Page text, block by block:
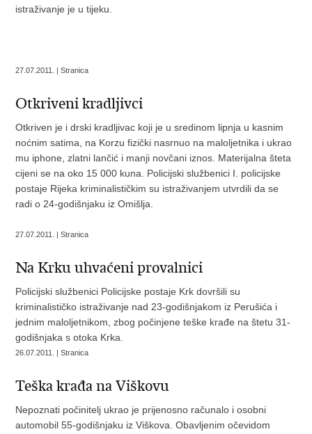
istraživanje je u tijeku.
27.07.2011. | Stranica
Otkriveni kradljivci
Otkriven je i drski kradljivac koji je u sredinom lipnja u kasnim
noćnim satima, na Korzu fizički nasrnuo na maloljetnika i ukrao
mu iphone, zlatni lančić i manji novčani iznos. Materijalna šteta
cijeni se na oko 15 000 kuna. Policijski službenici I. policijske
postaje Rijeka kriminalističkim su istraživanjem utvrdili da se
radi o 24-godišnjaku iz Omišlja.
27.07.2011. | Stranica
Na Krku uhvaćeni provalnici
Policijski službenici Policijske postaje Krk dovršili su
kriminalističko istraživanje nad 23-godišnjakom iz Perušića i
jednim maloljetnikom, zbog počinjene teške krađe na štetu 31-
godišnjaka s otoka Krka.
26.07.2011. | Stranica
Teška krađa na Viškovu
Nepoznati počinitelj ukrao je prijenosno računalo i osobni
automobil 55-godišnjaku iz Viškova. Obavljenim očevidom